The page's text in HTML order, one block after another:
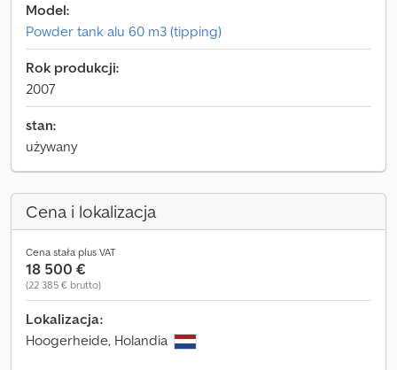
Model:
Powder tank alu 60 m3 (tipping)
Rok produkcji:
2007
stan:
używany
Cena i lokalizacja
Cena stała plus VAT
18 500 €
(22 385 € brutto)
Lokalizacja:
Hoogerheide, Holandia